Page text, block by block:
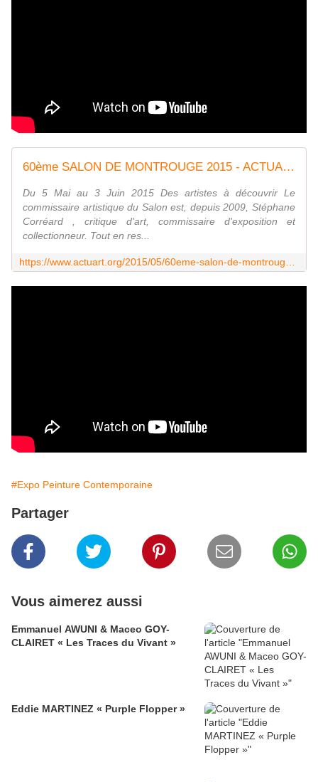
60ème SALON DE MONTROUGE 2015 - ACTUART by Eric SIMON
Du 5 Mai au 3 Juin 2015 Des artistes à découvrir Le
commissaire artistique du Salon est, depuis 2009, Stéphane
Corréard , critique d'art, commissaire d'exposition et
collectionneur. Tout en res...
#Expo Peinture Contemporaine
Partager
Vous aimerez aussi
Emmanuel AWUNI & Maceo GOY-
CLAIRET « Les Traces du Vivant »
Eddie MARTINEZ « Purple Flopper »